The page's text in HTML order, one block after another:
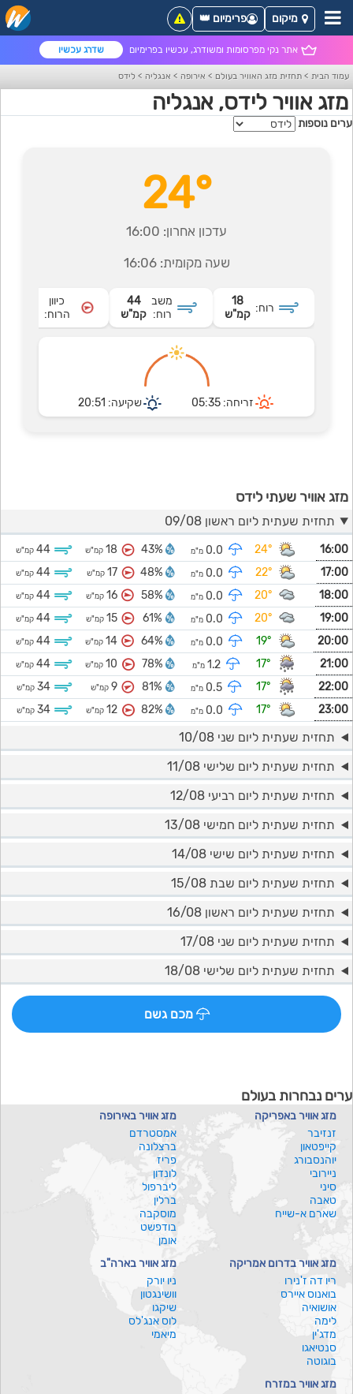
אתר נקי מפרסומות ומשודרג, עכשיו בפרימיום שדרג עכשיו
מיקום פרימיום 👑
עמוד הבית > תחזית מזג האוויר בעולם > אירופה > אנגליה > לידס
מזג אוויר לידס, אנגליה
ערים נוספות
24°
עדכון אחרון: 16:00
שעה מקומית:16:06
רוח:
18
קמ"ש
משב
רוח:
44
קמ"ש
כיוון
הרוח:
זריחה: 05:35 שקיעה: 20:51
מזג אוויר שעתי לידס
תחזית שעתית ליום ראשון 09/08
16:00
24° מ"מ 43%
18 קמ"ש 44 קמ"ש
17:00
22° מ"מ 48%
17 קמ"ש 44 קמ"ש
18:00
20° מ"מ 58%
16 קמ"ש 44 קמ"ש
19:00
20° מ"מ 61%
15 קמ"ש 44 קמ"ש
20:00
19° מ"מ 64%
14 קמ"ש 44 קמ"ש
21:00
17° מ"מ 78%
10 קמ"ש 44 קמ"ש
22:00
17° מ"מ 81%
9 קמ"ש 34 קמ"ש
23:00
17° מ"מ 82%
12 קמ"ש 34 קמ"ש
תחזית שעתית ליום שני 10/08
תחזית שעתית ליום שלישי 11/08
תחזית שעתית ליום רביעי 12/08
תחזית שעתית ליום חמישי 13/08
תחזית שעתית ליום שישי 14/08
תחזית שעתית ליום שבת 15/08
תחזית שעתית ליום ראשון 16/08
תחזית שעתית ליום שני 17/08
תחזית שעתית ליום שלישי 18/08
מכם גשם
ערים נבחרות בעולם
מזג אוויר באפריקה
זנזיבר
קייפטאון
יוהנסבורג
ניירובי
סיני
טאבה
שארם א-שייח
מזג אוויר באירופה
אמסטרדם
ברצלונה
פריז
לונדון
ליברפול
ברלין
מוסקבה
בודפשט
אומן
מזג אוויר בדרום אמריקה
ריו דה ז'נירו
בואנוס איירס
אושואיה
לימה
מדג'ין
סנטיאגו
בוגוטה
מזג אוויר בארה"ב
ניו יורק
וושינגטון
שיקגו
לוס אנג'לס
מיאמי
מזג אוויר במזרח